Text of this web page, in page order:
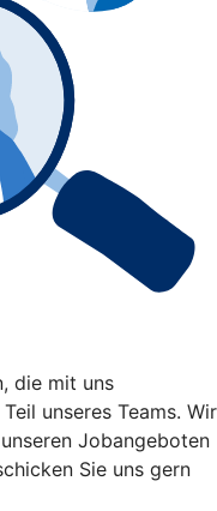
die mit uns
unseres Teams. Wir
Jobangeboten
Sie uns gern